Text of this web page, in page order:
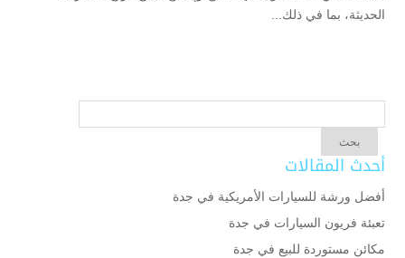
الحديثة، بما في ذلك...
أحدث المقالات
أفضل ورشة للسيارات الأمريكية في جدة
تعبئة فريون السيارات في جدة
مكائن مستوردة للبيع في جدة